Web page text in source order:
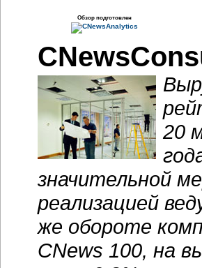
Обзор подготовлен
20
значительной
реализацией
же обороте
CNews 100, на